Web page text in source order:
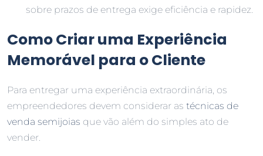
sobre prazos de entrega exige eficiência e rapidez.
Como Criar uma Experiência
Memorável para o Cliente
Para entregar uma experiência extraordinária, os
empreendedores devem considerar as técnicas de
venda semijoias que vão além do simples ato de
vender.